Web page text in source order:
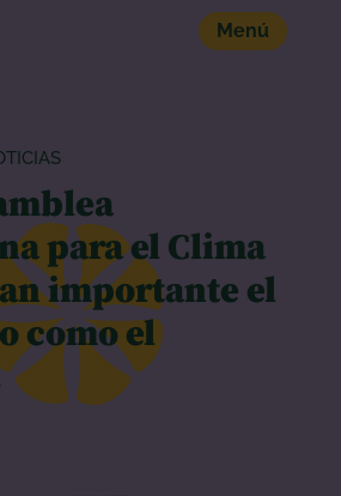
para el Clima
importante el
como el